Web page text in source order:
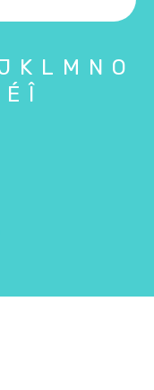
K L M N O
É Î